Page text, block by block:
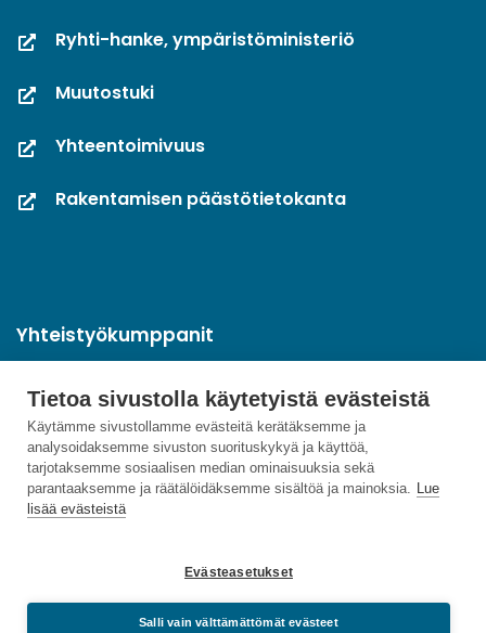
Tietoa sivustolla käytetyistä evästeistä
Käytämme sivustollamme evästeitä kerätäksemme ja
analysoidaksemme sivuston suorituskykyä ja käyttöä,
tarjotaksemme sosiaalisen median ominaisuuksia sekä
parantaaksemme ja räätälöidäksemme sisältöä ja mainoksia. Lue
lisää evästeistä
Evästeasetukset
Salli vain välttämättömät evästeet
Ryhti-hanke, ympäristöministeriö
Muutostuki
Yhteentoimivuus
Rakentamisen päästötietokanta
Yhteistyökumppanit